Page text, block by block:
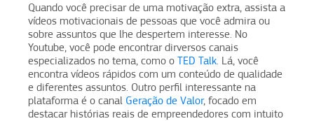
Quando você precisar de uma motivação extra, assista a
vídeos motivacionais de pessoas que você admira ou
sobre assuntos que lhe despertem interesse. No
Youtube, você pode encontrar dirversos canais
especializados no tema, como o TED Talk. Lá, você
encontra vídeos rápidos com um conteúdo de qualidade
e diferentes assuntos. Outro perfil interessante na
plataforma é o canal Geração de Valor, focado em
destacar histórias reais de empreendedores com intuito